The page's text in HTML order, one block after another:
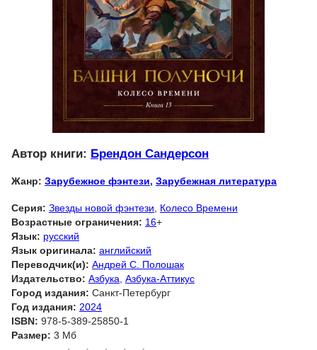
Автор книги: Брендон Сандерсон
Жанр: Зарубежное фэнтези, Зарубежная литература
Серия: Звезды новой фэнтези
Колесо Времени
Возрастные ограничения: 16+
Язык: русский
Язык оригинала: английский
Переводчик(и): Андрей С. Полошак
Издательство: Азбука Азбука-Аттикус
Город издания: Санкт-Петербург
Год издания: 2024
ISBN: 978-5-389-25850-1
Размер: 3 Мб